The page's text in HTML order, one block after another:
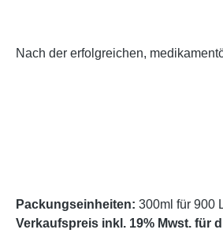
Nach der erfolgreichen,
Packungseinheiten: 300ml für 900
Verkaufspreis inkl. 19% Mwst. für